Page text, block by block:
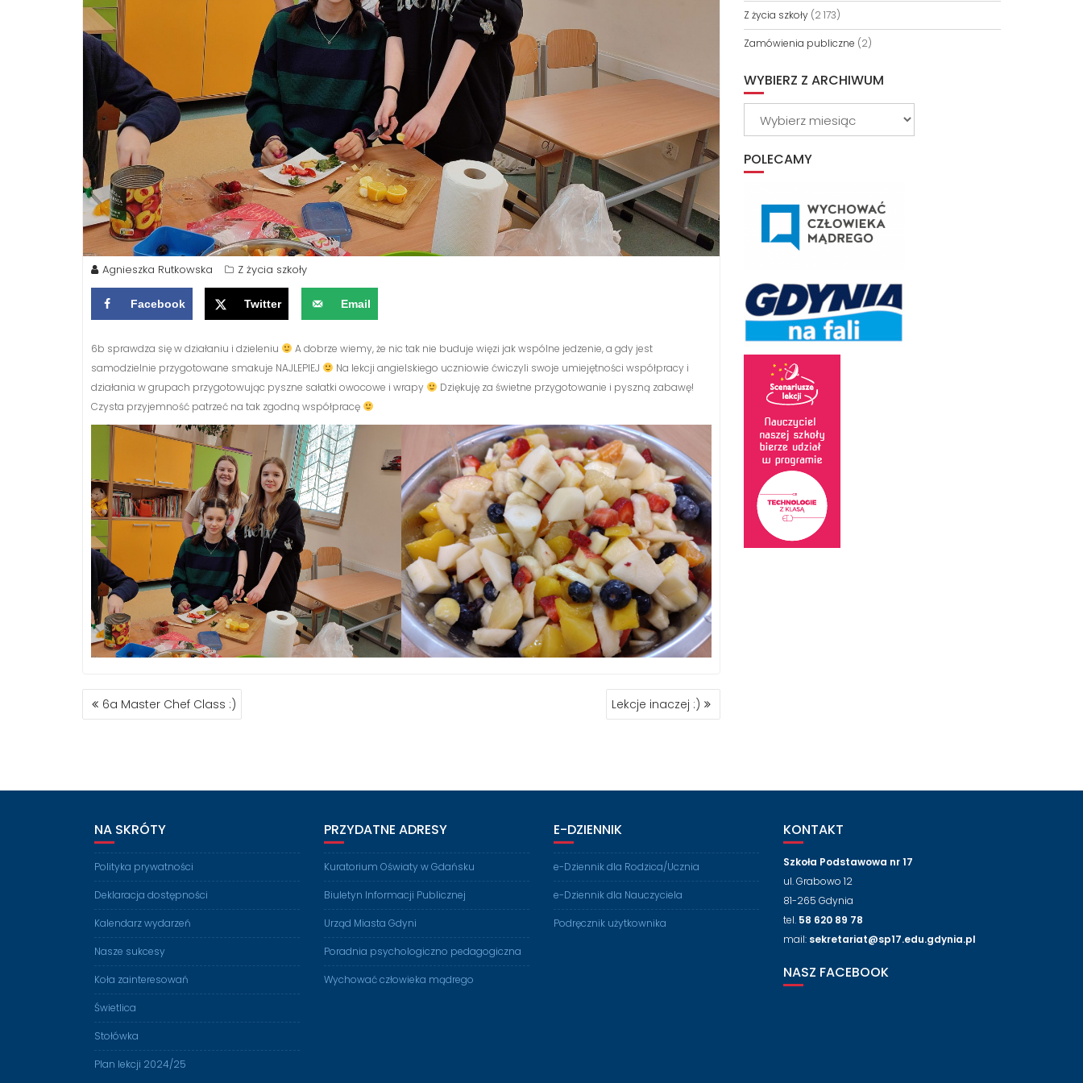
Agnieszka Rutkowska Z życia szkoły
Facebook Twitter Email
6b sprawdza się w działaniu i dzieleniu
A dobrze wiemy, że nic tak nie buduje więzi jak wspólne jedzenie, a gdy jest
samodzielnie przygotowane smakuje NAJLEPIEJ
Na lekcji angielskiego uczniowie ćwiczyli swoje umiejętności współpracy i
działania w grupach przygotowując pyszne sałatki owocowe i wrapy
Dziękuję za świetne przygotowanie i pyszną zabawę!
Czysta przyjemność patrzeć na tak zgodną współpracę
NAWIGACJA
WPISU
6a Master Chef Class :) Lekcje inaczej :)
Z życia szkoły(2 173)
Zamówienia publiczne (2)
WYBIERZ Z ARCHIWUM
POLECAMY
NA SKRÓTY
Polityka prywatności
Deklaracja dostępności
Kalendarz wydarzeń
Nasze sukcesy
Koła zainteresowań
Świetlica
Stołówka
Plan lekcji 2024/25
PRZYDATNE ADRESY
Kuratorium Oświaty w Gdańsku
Biuletyn Informacji Publicznej
Urząd Miasta Gdyni
Poradnia psychologiczno pedagogiczna
Wychować człowieka mądrego
E-DZIENNIK
e-Dziennik dla Rodzica/Ucznia
e-Dziennik dla Nauczyciela
Podręcznik użytkownika
KONTAKT
Szkoła Podstawowa nr 17
ul. Grabowo 12
81-265 Gdynia
tel. 58 620 89 78
mail: sekretariat@sp17.edu.gdynia.pl
NASZ FACEBOOK